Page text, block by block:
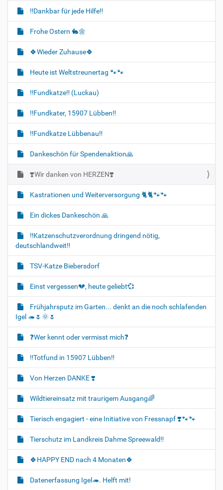
‼️Dankbar für jede Hilfe‼️
Frohe Ostern 🐇🌼
🍀Wieder Zuhause🍀
Heute ist Weltstreunertag 🐾🐾
‼️Fundkatze‼️ (Luckau)
‼️Fundkater, 15907 Lübben‼️
‼️Fundkatze Lübbenau‼️
Dankeschön für Spendenaktion🙏
❣️Wir danken von HERZEN❣️
Kastrationen und Weiterversorgung 🐈‍🐈🐾🐾
Ein dickes Dankeschön 🙏
‼️Katzenschutzverordnung dringend nötig,
deutschlandweit‼️
TSV-Katze Biebersdorf
Einst vergessen💔, heute geliebt💞
Frühjahrsputz im Garten... denkt an die noch schlafenden
Igel 🦔🌷🌞🌷
❓️Wer kennt oder vermisst mich❓️
‼️Totfund in 15907 Lübben‼️
Von Herzen DANKE ❣️
Wildtiereinsatz mit traurigem Ausgang🌈
Tierisch engagiert - eine Initiative von Fressnapf ❣️🐾🐾
Tierschutz im Landkreis Dahme Spreewald‼️
🍀HAPPY END nach 4 Monaten🍀
Datenerfassung Igel🦔. Helft mit!